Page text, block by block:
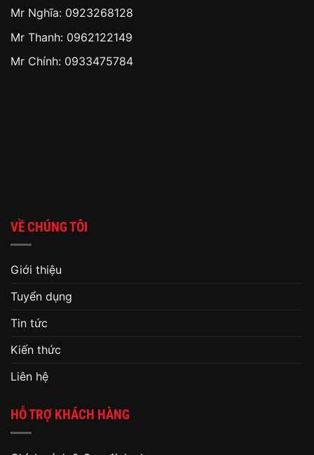
Mr Nghĩa: 0923268128
Mr Thanh: 0962122149
Mr Chính: 0933475784
VỀ CHÚNG TÔI
Giới thiệu
Tuyển dụng
Tin tức
Kiến thức
Liên hệ
HỖ TRỢ KHÁCH HÀNG